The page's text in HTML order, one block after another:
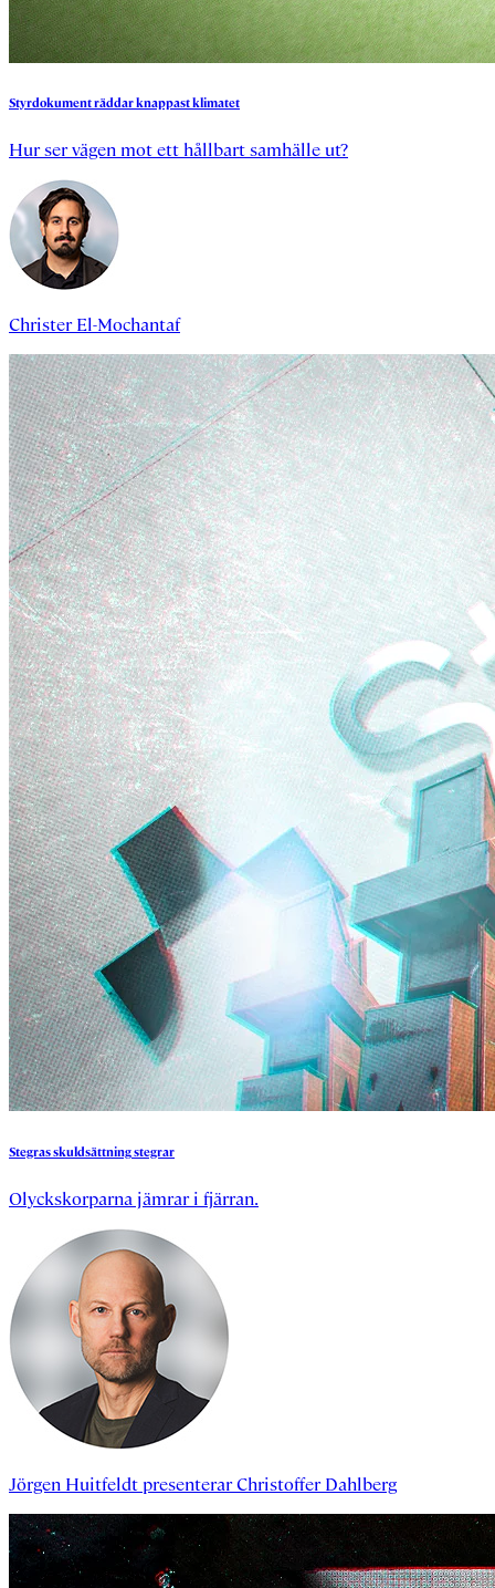
Styrdokumenträddarknappastklimatet
Hur ser vägen mot ett hållbart samhälle ut?
Christer El-Mochantaf
Stegrasskuldsättningstegrar
Olyckskorparna jämrar i fjärran.
Jörgen HuitfeldtpresenterarChristoffer Dahlberg